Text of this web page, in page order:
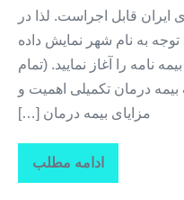
ایران قابل اجراست. لذا در
به نام شهر نمایش داده
نامه را آغاز نمایید. (تمام
درمان تکمیلی اهمیت و
مزایای بیمه درمان […]
ادامه مطلب
تاراز
بیمه